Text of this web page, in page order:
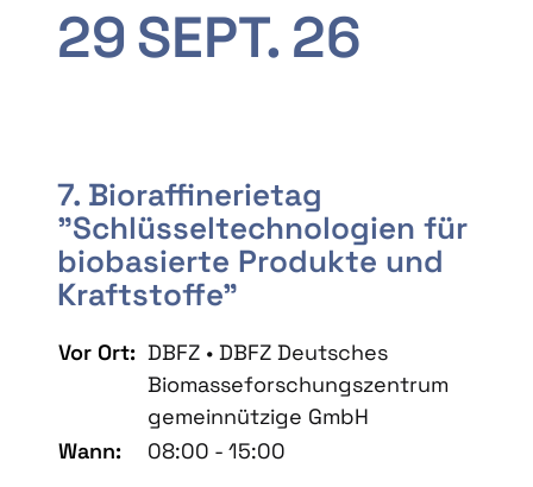
29SEPT. 26
7. Bioraffinerietag
"Schlüsseltechnologien für
biobasierte Produkte und
Kraftstoffe"
Vor Ort: DBFZ • DBFZ Deutsches
Biomasseforschungszentrum
gemeinnützige GmbH
Wann:
08:00 - 15:00